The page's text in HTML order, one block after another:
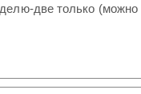
две только (можно